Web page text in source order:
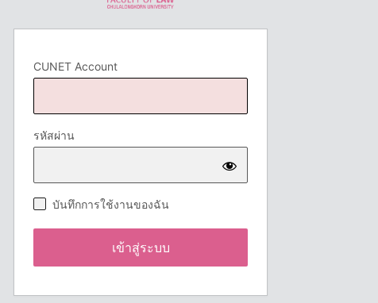
CUNET Account
รหัสผ่าน
บันทึกการใช้งานของฉัน